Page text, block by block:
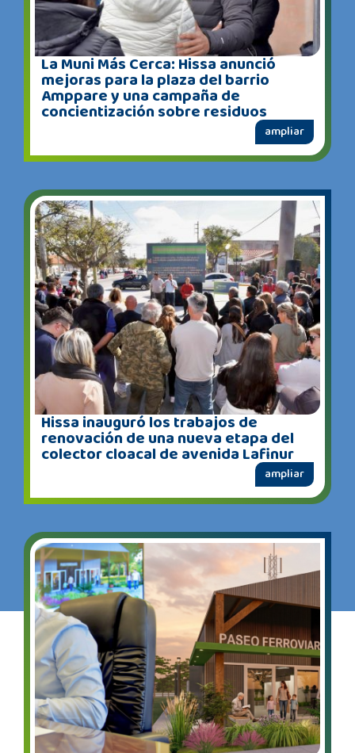
La Muni Más Cerca: Hissa anunció
mejoras para la plaza del barrio
Amppare y una campaña de
concientización sobre residuos
ampliar
Hissa inauguró los trabajos de
renovación de una nueva etapa del
colector cloacal de avenida Lafinur
ampliar